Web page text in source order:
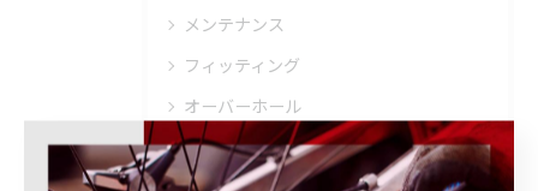
メンテナンス
フィッティング
オーバーホール
トレーニング